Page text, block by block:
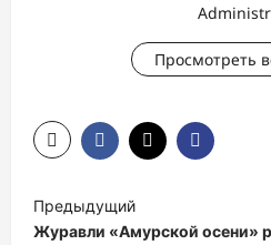
Просмотреть
а
Предыдущий
Журавли «Амурской осени»